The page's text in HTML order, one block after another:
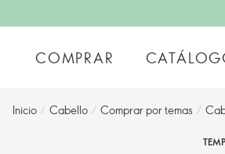
COMPRAR
Inicio / Cabello / Comprar por temas /